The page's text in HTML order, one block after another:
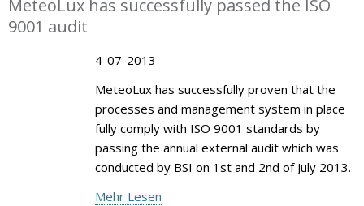
MeteoLux has successfully passed the ISO
9001 audit
4-07-2013
MeteoLux has successfully proven that the
processes and management system in place
fully comply with ISO 9001 standards by
passing the annual external audit which was
conducted by BSI on 1st and 2nd of July 2013.
Mehr Lesen